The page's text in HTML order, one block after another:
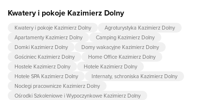
Kwatery i pokoje Kazimierz Dolny
Kwatery i pokoje Kazimierz Dolny
Agroturystyka Kazimierz Dolny
Apartamenty Kazimierz Dolny
Camping Kazimierz Dolny
Domki Kazimierz Dolny
Domy wakacyjne Kazimierz Dolny
Gościniec Kazimierz Dolny
Home Office Kazimierz Dolny
Hostele Kazimierz Dolny
Hotele Kazimierz Dolny
Hotele SPA Kazimierz Dolny
Internaty, schroniska Kazimierz Dolny
Noclegi pracownicze Kazimierz Dolny
Ośrodki Szkoleniowe i Wypoczynkowe Kazimierz Dolny